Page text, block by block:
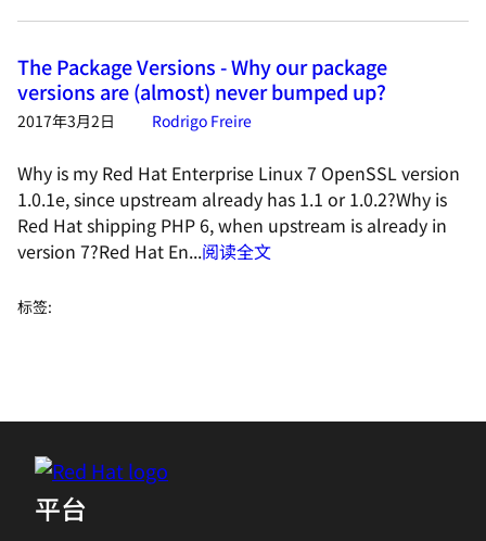
The Package Versions - Why our package
versions are (almost) never bumped up?
2017年3月2日 Rodrigo Freire
Why is my Red Hat Enterprise Linux 7 OpenSSL version
1.0.1e, since upstream already has 1.1 or 1.0.2?Why is
Red Hat shipping PHP 6, when upstream is already in
version 7?Red Hat En...阅读全文
标签:
平台